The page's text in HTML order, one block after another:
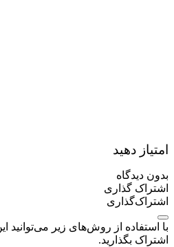
امتیاز دهید
بدون دیدگاه
اشتراک گذاری
اشتراک‌گذاری
با استفاده از روش‌های زیر می‌توانید
اشتراک بگذارید.